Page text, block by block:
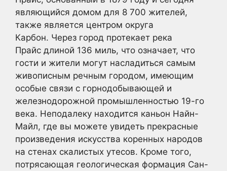
являющийся домом для 8 700 жителей,
также является центром округа
Карбон. Через город протекает река
Прайс длиной 136 миль, что означает, что
гости и жители могут насладиться самым
живописным речным городом, имеющим
особые связи с горнодобывающей и
железнодорожной промышленностью 19-го
века. Неподалеку находится каньон Найн-
Майл, где вы можете увидеть прекрасные
произведения искусства коренных народов
на стенах скалистых утесов. Кроме того,
потрясающая геологическая формация Сан-